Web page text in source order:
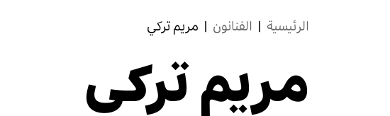
الرئيسية | الفنانون | مریم تركي
مریم تركي